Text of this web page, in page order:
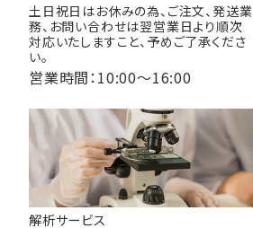
土日祝日はお休みの為、ご注文、発送業
務、お問い合わせは翌営業日より順次
対応いたしますこと、予めご了承くださ
い。
営業時間：10:00～16:00
解析サービス